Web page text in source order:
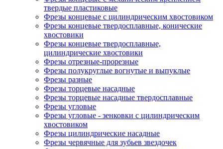
твердые пластиковые
Фрезы концевые с цилиндрическим хвостовиком
Фрезы концевые твердосплавные, конические
хвостовики
Фрезы концевые твердосплавные,
цилиндрические хвостовики
Фрезы отрезные-прорезные
Фрезы полукруглые вогнутые и выпуклые
Фрезы разные
Фрезы торцевые насадные
Фрезы торцевые насадные твердосплавные
Фрезы угловые
Фрезы угловые - зенковки с цилиндрическим
хвостовиком
Фрезы цилиндрические насадные
Фрезы червячные для зубьев звездочек